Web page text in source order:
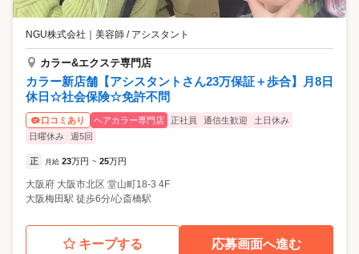
NGU株式会社 美容師 / アシスタント
カラー&エクステ専門店
カラー新店舗【アシスタントさん23万保証＋歩合】月8日
休日☆社会保険☆免許不問
口コミあり ヘアカラー専門店 正社員 通信生歓迎
土日休み
日曜休み
週5回
正 月給 23万円 ~ 25万円
大阪府 大阪市北区 堂山町18-3 4F
大阪梅田駅 徒歩6分/心斎橋駅
キープする 応募画面へ進む